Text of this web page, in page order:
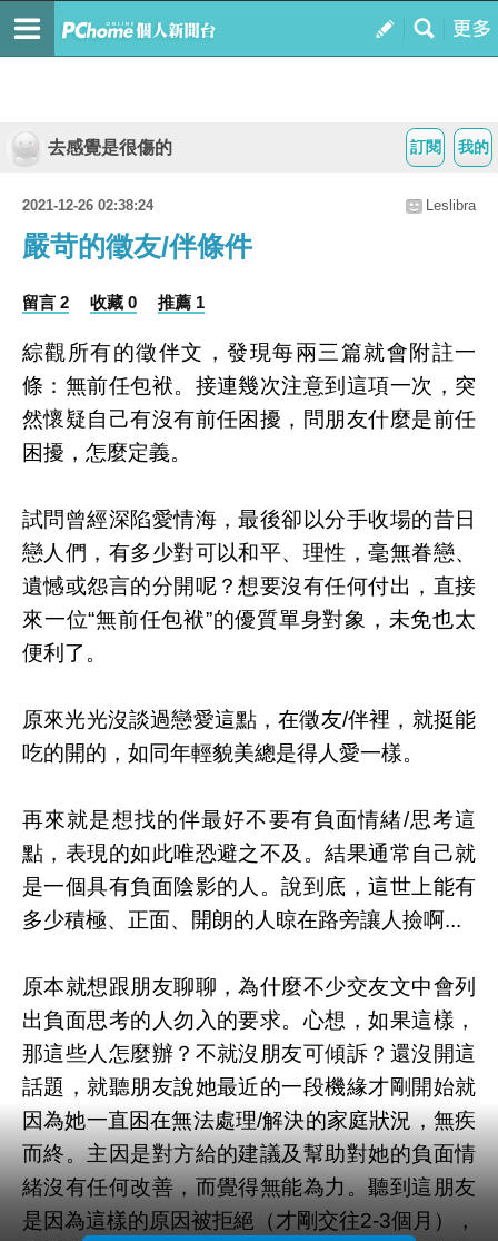
我的
訂閱
去感覺是很傷的
2021-12-26 02:38:24 Leslibra
嚴苛的徵友/伴條件
留言 2 收藏 0 推薦 1
綜觀所有的徵伴文，發現每兩三篇就會附註一
條：無前任包袱。接連幾次注意到這項一次，突
然懷疑自己有沒有前任困擾，問朋友什麼是前任
困擾，怎麼定義。
試問曾經深陷愛情海，最後卻以分手收場的昔日
戀人們，有多少對可以和平、理性，毫無眷戀、
遺憾或怨言的分開呢？想要沒有任何付出，直接
來一位“無前任包袱”的優質單身對象，未免也太
便利了。
原來光光沒談過戀愛這點，在徵友/伴裡，就挺能
吃的開的，如同年輕貌美總是得人愛一樣。
再來就是想找的伴最好不要有負面情緒/思考這
點，表現的如此唯恐避之不及。結果通常自己就
是一個具有負面陰影的人。說到底，這世上能有
多少積極、正面、開朗的人晾在路旁讓人撿啊...
原本就想跟朋友聊聊，為什麼不少交友文中會列
出負面思考的人勿入的要求。心想，如果這樣，
那這些人怎麼辦？不就沒朋友可傾訴？還沒開這
話題，就聽朋友說她最近的一段機緣才剛開始就
因為她一直困在無法處理/解決的家庭狀況，無疾
而終。主因是對方給的建議及幫助對她的負面情
緒沒有任何改善，而覺得無能為力。聽到這朋友
是因為這樣的原因被拒絕（才剛交往2-3個月），